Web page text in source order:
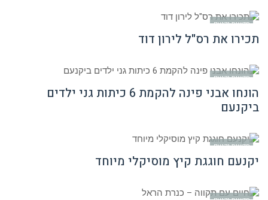
חדשות יקנעם
תכירו את רס"ל לירון דוד
חדשות יקנעם
הונחו אבני פינה להקמת 6 כיתות גני ילדים
ביקנעם
חדשות יקנעם
יקנעם חוגגת קיץ מוסיקלי מיוחד